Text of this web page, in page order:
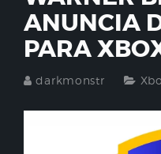
ANUNCIA
PARA
darkmonstr